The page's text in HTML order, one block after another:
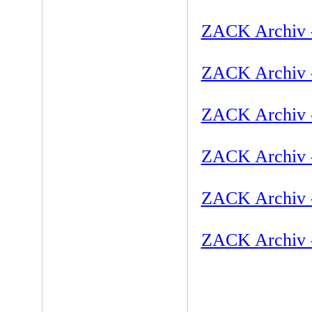
ZACK Archiv
ZACK Archiv
ZACK Archiv
ZACK Archiv
ZACK Archiv
ZACK Archiv